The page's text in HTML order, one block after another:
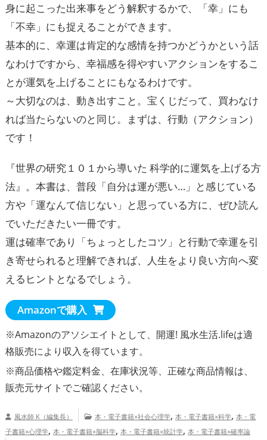
身に起こった出来事をどう解釈するかで、「幸」にも
「不幸」にも捉えることができます。
基本的に、幸運は肯定的な感情を持つかどうかという話
なわけですから、幸福感を得やすいアクションをするこ
とが運気を上げることにもなるわけです。
～大切なのは、動き出すこと。宝くじだって、買わなけ
れば当たらないのと同じ。まずは、行動（アクション）
です！
『世界の研究１０１から導いた 科学的に運気を上げる方
法』。本書は、普段「自分は運が悪い…」と感じている
方や「運なんて信じない」と思っている方に、ぜひ読ん
でいただきたい一冊です。
運は確率であり「ちょっとしたコツ」と行動で幸運を引
き寄せられると理解できれば、人生をより良い方向へ変
えるヒントとなるでしょう。
Amazonで購入
※Amazonのアソシエイトとして、開運! 風水生活.lifeは適
格販売により収入を得ています。
※商品価格や鑑定料金、在庫状況等、正確な商品情報は、
販売元サイトでご確認ください。
風水師 K（編集長） 本・電子書籍×社会心理学, 本・電子書籍×科学, 本・電
子書籍×心理学, 本・電子書籍×脳科学, 本・電子書籍×統計学, 本・電子書籍×確率論